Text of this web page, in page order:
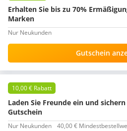
Erhalten Sie bis zu 70%
Marken
Nur Neukunden
Gutschein
10,00 € Rabatt
Laden Sie Freunde ein und
Gutschein
Nur Neukunden 40,00 €